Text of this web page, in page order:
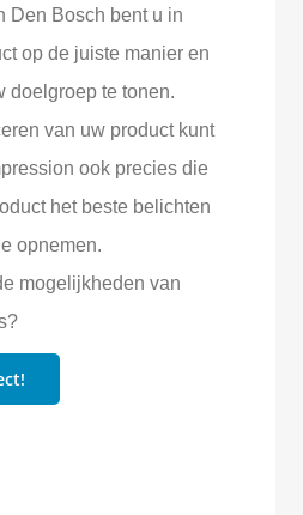
Den Bosch bent u in
op de juiste manier en
doelgroep te tonen.
van uw product kunt
ook precies die
het beste belichten
opnemen.
mogelijkheden van